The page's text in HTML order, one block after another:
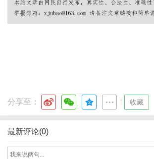
分享至： 收藏
最新评论(0)